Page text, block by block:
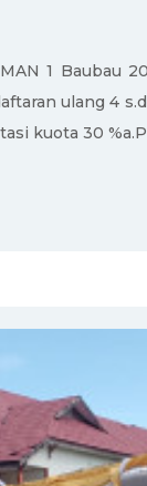
1 Baubau
ulang 4
kuota 30